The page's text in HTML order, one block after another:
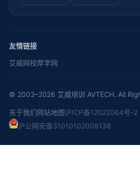
友情链接
艾威网校厚学网
© 2003–2026 艾威培训 AVTECH. All
关于我们网站地图沪ICP备12022064号-2
沪公网安备31010102008138